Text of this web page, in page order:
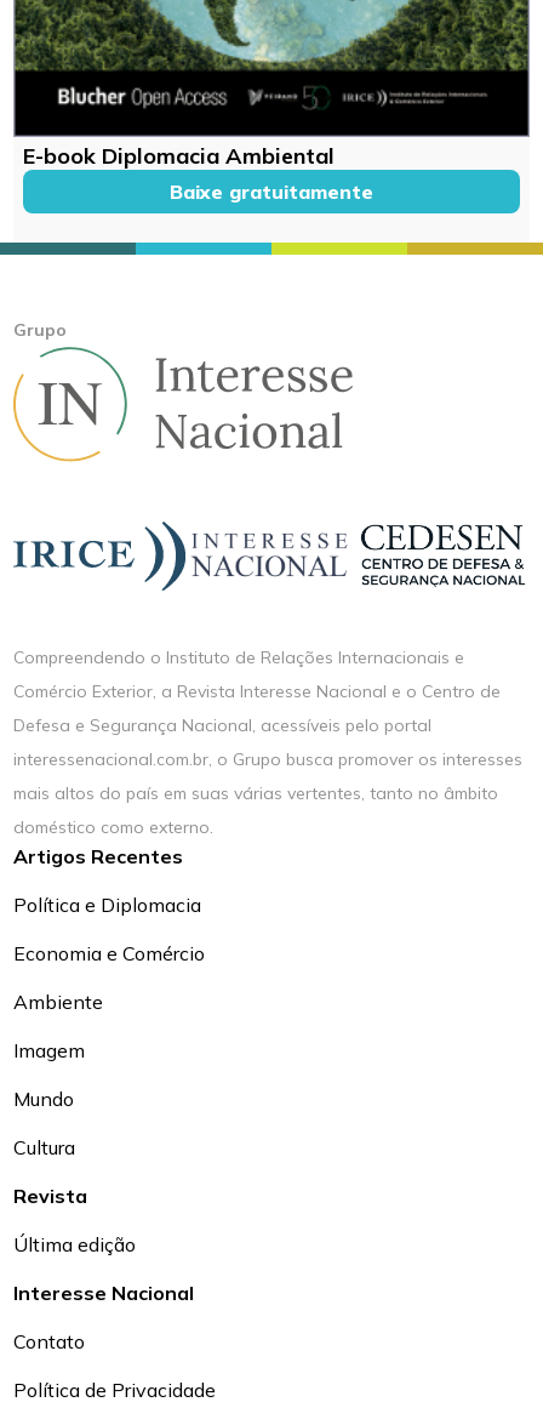
E-book Diplomacia Ambiental
Baixe gratuitamente
Grupo
Compreendendo o Instituto de Relações Internacionais e
Comércio Exterior, a Revista Interesse Nacional e o Centro de
Defesa e Segurança Nacional, acessíveis pelo portal
interessenacional.com.br, o Grupo busca promover os interesses
mais altos do país em suas várias vertentes, tanto no âmbito
doméstico como externo.
Artigos Recentes
Política e Diplomacia
Economia e Comércio
Ambiente
Imagem
Mundo
Cultura
Revista
Última edição
Interesse Nacional
Contato
Política de Privacidade